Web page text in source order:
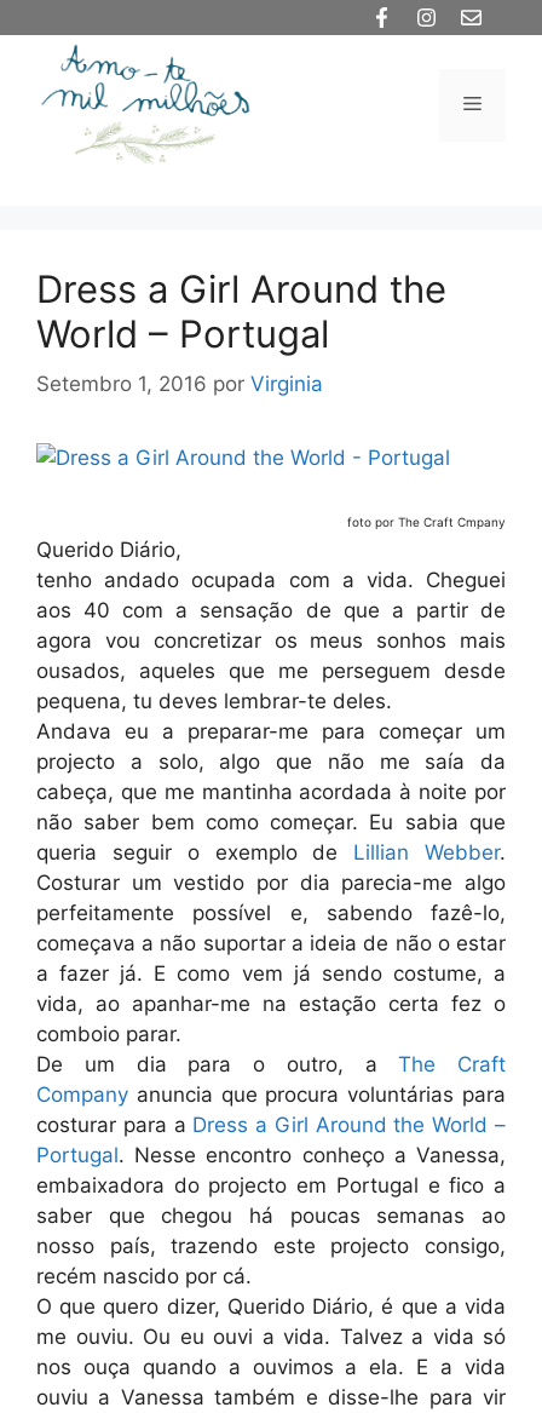
conteúdo
Menu
Dress a Girl Around the
World – Portugal
Setembro 1, 2016 por Virginia
foto por The Craft Cmpany
Querido Diário,
tenho andado ocupada com a vida. Cheguei
aos 40 com a sensação de que a partir de
agora vou concretizar os meus sonhos mais
ousados, aqueles que me perseguem desde
pequena, tu deves lembrar-te deles.
Andava eu a preparar-me para começar um
projecto a solo, algo que não me saía da
cabeça, que me mantinha acordada à noite por
não saber bem como começar. Eu sabia que
queria seguir o exemplo de Lillian Webber.
Costurar um vestido por dia parecia-me algo
perfeitamente possível e, sabendo fazê-lo,
começava a não suportar a ideia de não o estar
a fazer já. E como vem já sendo costume, a
vida, ao apanhar-me na estação certa fez o
comboio parar.
De um dia para o outro, aThe Craft
Company anuncia que procura voluntárias para
costurar para a Dress a Girl Around the World –
Portugal. Nesse encontro conheço a Vanessa,
embaixadora do projecto em Portugal e fico a
saber que chegou há poucas semanas ao
nosso país, trazendo este projecto consigo,
recém nascido por cá.
O que quero dizer, Querido Diário, é que a vida
me ouviu. Ou eu ouvi a vida. Talvez a vida só
nos ouça quando a ouvimos a ela. E a vida
ouviu a Vanessa também e disse-lhe para vir